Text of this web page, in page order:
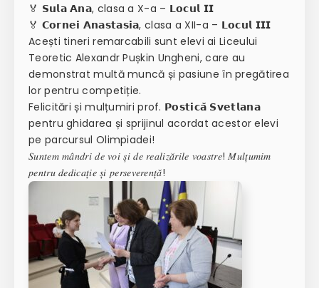
🏅 𝗦𝘂𝗹𝗮 𝗔𝗻𝗮, clasa a X-a – 𝗟𝗼𝗰𝘂𝗹 𝗜𝗜
🏅 𝗖𝗼𝗿𝗻𝗲𝗶 𝗔𝗻𝗮𝘀𝘁𝗮𝘀𝗶𝗮, clasa a XII-a – 𝗟𝗼𝗰𝘂𝗹 𝗜𝗜𝗜
Acești tineri remarcabili sunt elevi ai Liceului
Teoretic Alexandr Pușkin Ungheni, care au
demonstrat multă muncă și pasiune în pregătirea
lor pentru competiție.
Felicitări și mulțumiri prof. 𝗣𝗼𝘀𝘁𝗶𝗰𝗮̆ 𝗦𝘃𝗲𝘁𝗹𝗮𝗻𝗮
pentru ghidarea și sprijinul acordat acestor elevi
pe parcursul Olimpiadei!
𝑆𝑢𝑛𝑡𝑒𝑚 𝑚𝑎̂𝑛𝑑𝑟𝑖 𝑑𝑒 𝑣𝑜𝑖 𝑠̦𝑖 𝑑𝑒 𝑟𝑒𝑎𝑙𝑖𝑧𝑎̆𝑟𝑖𝑙𝑒 𝑣𝑜𝑎𝑠𝑡𝑟𝑒! 𝑀𝑢𝑙𝑡̦𝑢𝑚𝑖𝑚
𝑝𝑒𝑛𝑡𝑟𝑢 𝑑𝑒𝑑𝑖𝑐𝑎𝑡̦𝑖𝑒 𝑠̦𝑖 𝑝𝑒𝑟𝑠𝑒𝑣𝑒𝑟𝑒𝑛𝑡̦𝑎̆!